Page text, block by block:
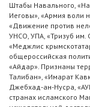
Штабы Навального,
Иеговы», «Армия воли
«Движение против
УНСО, УПА, «Тризуб им.
«Меджлис
общероссийская
«Айдар». Признаны
Талибан», «Имарат
Джебхад-ан-Нусра,
странах исламского